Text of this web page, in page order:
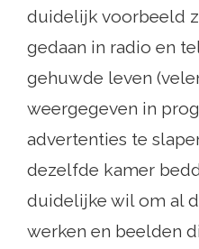
duidelijk voorbeeld
gedaan in radio en
gehuwde leven
weergegeven in
advertenties te
dezelfde kamer
duidelijke wil om al
werken en beelden